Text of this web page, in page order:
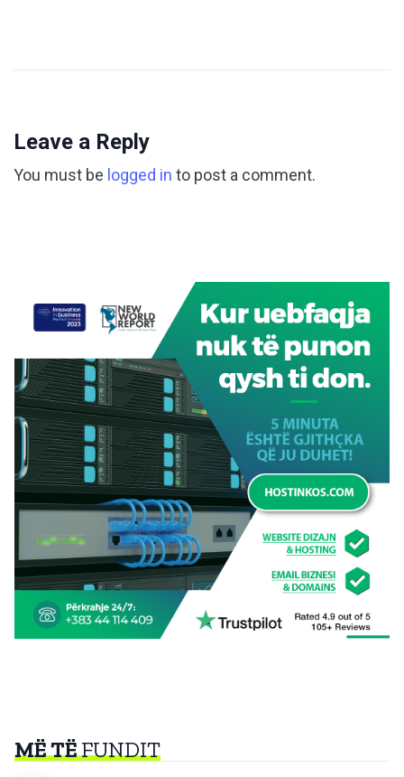
Leave a Reply
You must be logged in to post a comment.
MË TËFUNDIT